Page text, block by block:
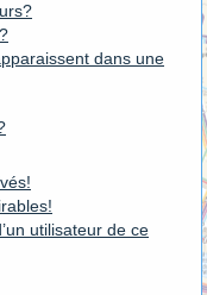
dans une
utilisateur de ce